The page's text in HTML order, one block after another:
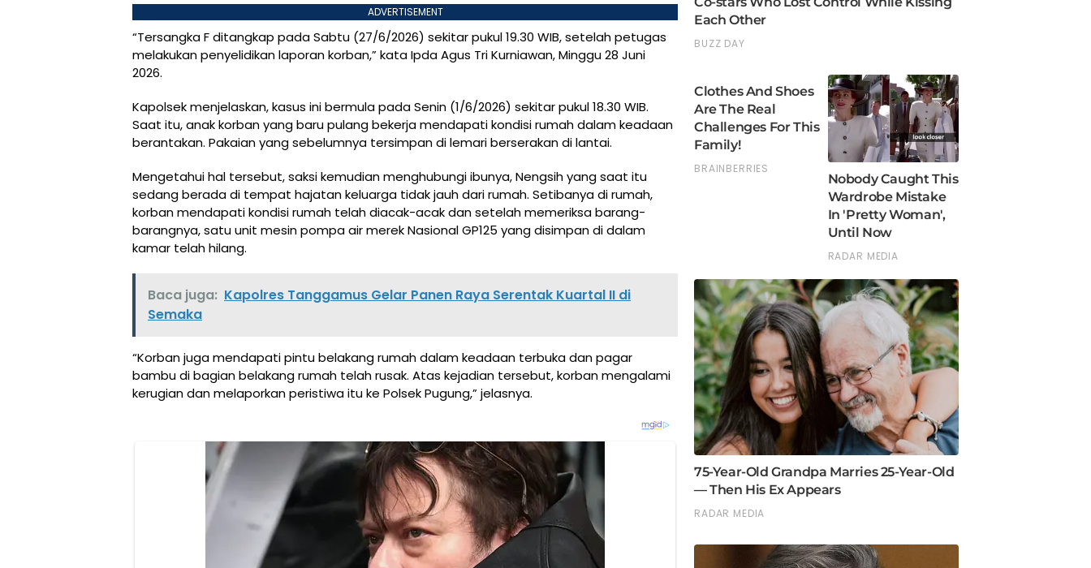
ADVERTISEMENT
“Tersangka F ditangkap pada Sabtu (27/6/2026) sekitar pukul 19.30 WIB, setelah petugas
melakukan penyelidikan laporan korban,” kata Ipda Agus Tri Kurniawan, Minggu 28 Juni
2026.
Kapolsek menjelaskan, kasus ini bermula pada Senin (1/6/2026) sekitar pukul 18.30 WIB.
Saat itu, anak korban yang baru pulang bekerja mendapati kondisi rumah dalam keadaan
berantakan. Pakaian yang sebelumnya tersimpan di lemari berserakan di lantai.
Mengetahui hal tersebut, saksi kemudian menghubungi ibunya, Nengsih yang saat itu
sedang berada di tempat hajatan keluarga tidak jauh dari rumah. Setibanya di rumah,
korban mendapati kondisi rumah telah diacak-acak dan setelah memeriksa barang-
barangnya, satu unit mesin pompa air merek Nasional GP125 yang disimpan di dalam
kamar telah hilang.
Baca juga: Kapolres Tanggamus Gelar Panen Raya Serentak Kuartal II di
Semaka
“Korban juga mendapati pintu belakang rumah dalam keadaan terbuka dan pagar
bambu di bagian belakang rumah telah rusak. Atas kejadian tersebut, korban mengalami
kerugian dan melaporkan peristiwa itu ke Polsek Pugung,” jelasnya.